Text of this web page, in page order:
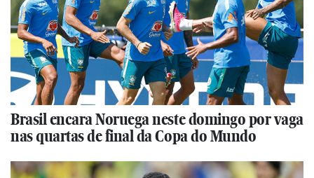
Brasil encara Noruega neste domingo por vaga
nas quartas de final da Copa do Mundo